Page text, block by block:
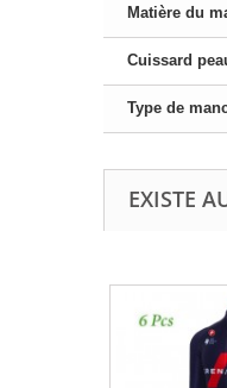
Matière du
Cuissard
Type de
EXISTE